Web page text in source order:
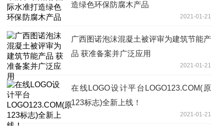
造绿色环保防腐木产品
2021-01-21
广西图诺泡沫混凝土被评审为建筑节能产
品 获准备案并广泛应用
2021-01-21
在线LOGO设计平台LOGO123.COM(原
123标志)全新上线！
2021-01-21